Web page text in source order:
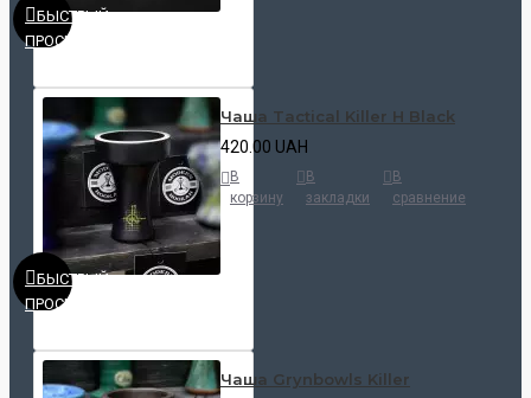
БЫСТРЫЙ
ПРОСМОТР
БЫСТРЫЙ
ПРОСМОТР
Чаша Tactical Killer H Black
420.00 UAH
В
корзину
В
закладки
В
сравнение
Чаша Grynbowls Killer